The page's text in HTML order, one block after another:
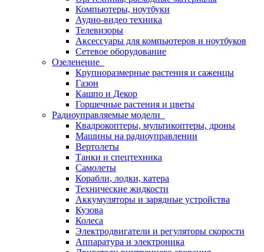
Компьютеры, ноутбуки
Аудио-видео техника
Телевизоры
Аксессуары для компьютеров и ноутбуков
Сетевое оборудование
Озеленение
Крупноразмерные растения и саженцы
Газон
Кашпо и Декор
Горшечные растения и цветы
Радиоуправляемые модели
Квадрокоптеры, мультикоптеры, дроны
Машины на радиоуправлении
Вертолеты
Танки и спецтехника
Самолеты
Корабли, лодки, катера
Технические жидкости
Аккумуляторы и зарядные устройства
Кузова
Колеса
Электродвигатели и регуляторы скорости
Аппаратура и электроника